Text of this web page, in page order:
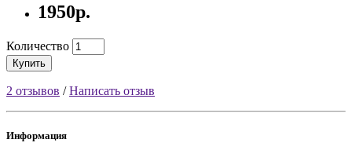
1950р.
Количество
Купить
2 отзывов /Написать отзыв
Информация